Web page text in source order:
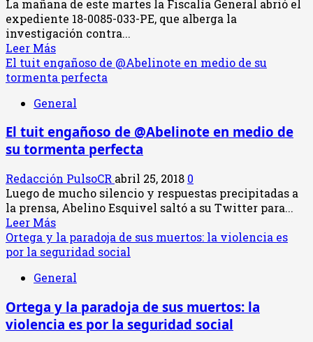
por
la
puerta
de
atrás
de
Asamblea
La mañana de este martes la Fiscalía General abrió el
expediente 18-0085-033-PE, que alberga la
investigación contra...
Leer MásLeer
más
acerca
Fiscalía
TSE
investigan
‘diezmos’
de
Abelino
Esquivel
El tuit engañoso de @Abelinote en medio de su
tormenta perfecta
General
El tuit engañoso de @Abelinote en medio de
su tormenta perfecta
Redacción PulsoCR abril 25, 2018 0
Luego de mucho silencio y respuestas precipitadas a
la prensa, Abelino Esquivel saltó a su Twitter para...
Leer MásLeer
más
acerca
El
engañoso
de
Ortega y la paradoja de sus muertos: la violencia es
por la seguridad social
General
Ortega y la paradoja de sus muertos: la
violencia es por la seguridad social